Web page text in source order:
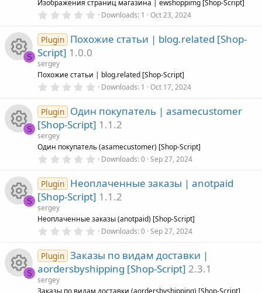
o
n
e
i
o
n
u
r
e
i
o
n
(
s
e
s
u
r
e
i
o
n
Изображения страниц магазина | ewshoppimg [Shop-Script]
0
0
r
(
s
Downloads 1 Oct 23, 2024
e
s
u
r
e
i
S
Plugin Похожие статьи | blog.related [Shop-
Script] 1.0.0
sergey
Похожие статьи | blog.related [Shop-Script]
0
0
s
t
(
s
Downloads 1 Oct 17, 2024
e
s
u
r
S
Plugin Один покупатель | asamecustomer
[Shop-Script] 1.1.2
sergey
Один покупатель (asamecustomer) [Shop-Script]
0
0
s
t
r
(
s
Downloads 0 Sep 27, 2024
e
s
S
Plugin Неоплаченные заказы | anotpaid
[Shop-Script] 1.1.2
sergey
Неоплаченные заказы (anotpaid) [Shop-Script]
0
0
s
t
r
Downloads 0 Sep 27, 2024
S
Plugin Заказы по видам доставки |
aordersbyshipping [Shop-Script] 2.3.1
sergey
Заказы по видам доставки (aordersbyshipping) [Shop-Script]